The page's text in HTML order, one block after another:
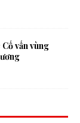
vấn vùng